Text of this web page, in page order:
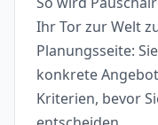
Ihr Tor zur Welt
Planungsseite:
konkrete
Kriterien, bevor